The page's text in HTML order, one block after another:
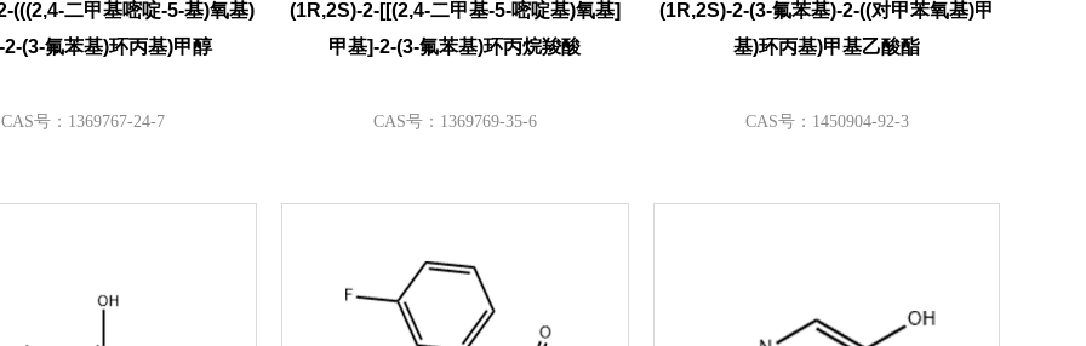
(((2,4-二甲基嘧啶-5-基)氧基)
2-(3-氟苯基)环丙基)甲醇
CAS号：1369767-24-7
(1R,2S)-2-[[(2,4-二甲基-5-嘧啶基)氧基]
甲基]-2-(3-氟苯基)环丙烷羧酸
CAS号：1369769-35-6
(1R,2S)-2-(3-氟苯基)-2-((对甲苯氧基)甲
基)环丙基)甲基乙酸酯
CAS号：1450904-92-3